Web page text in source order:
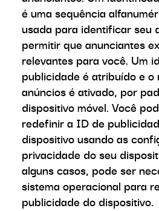
é uma sequência
usada para identificar seu
permitir que anunciantes
relevantes para você. Um
publicidade é atribuído e
anúncios é ativado, por
dispositivo móvel. Você
redefinir a ID de
dispositivo usando as
privacidade do seu
alguns casos, pode ser
sistema operacional para
publicidade do dispositivo.